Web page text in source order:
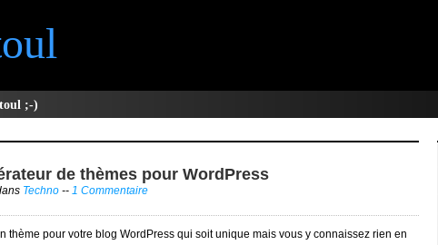
;-)
de thèmes pour WordPress
Techno -- 1 Commentaire
thème pour votre blog WordPress qui soit unique mais vous y connaissez rien en